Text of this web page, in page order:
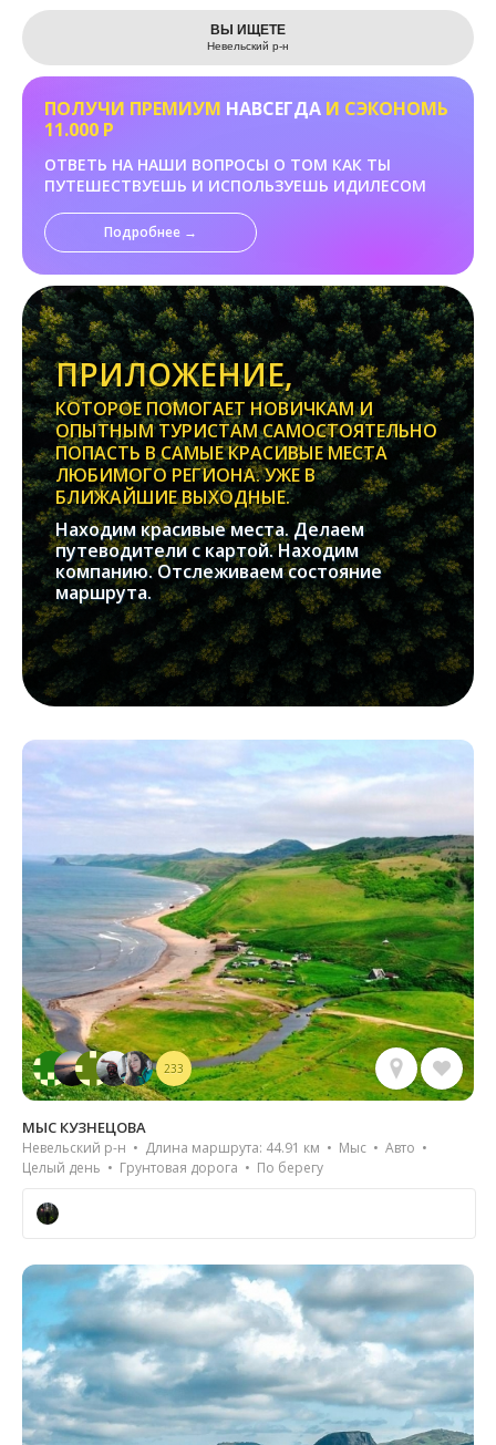
Leaflet
ВЫ ИЩЕТЕ
Невельский р-н
ПОЛУЧИ ПРЕМИУМ НАВСЕГДА И СЭКОНОМЬ
11.000 Р
ОТВЕТЬ НА НАШИ ВОПРОСЫ О ТОМ КАК ТЫ
ПУТЕШЕСТВУЕШЬ И ИСПОЛЬЗУЕШЬ ИДИЛЕСОМ
Подробнее →
ПРИЛОЖЕНИЕ,
КОТОРОЕ ПОМОГАЕТ НОВИЧКАМ И
ОПЫТНЫМ ТУРИСТАМ САМОСТОЯТЕЛЬНО
ПОПАСТЬ В САМЫЕ КРАСИВЫЕ МЕСТА
ЛЮБИМОГО РЕГИОНА. УЖЕ В
БЛИЖАЙШИЕ ВЫХОДНЫЕ.
Находим красивые места. Делаем
путеводители с картой. Находим
компанию. Отслеживаем состояние
маршрута.
233
МЫС КУЗНЕЦОВА
Невельский р-н • Длина маршрута: 44.91 км • Мыс • Авто •
Целый день • Грунтовая дорога • По берегу